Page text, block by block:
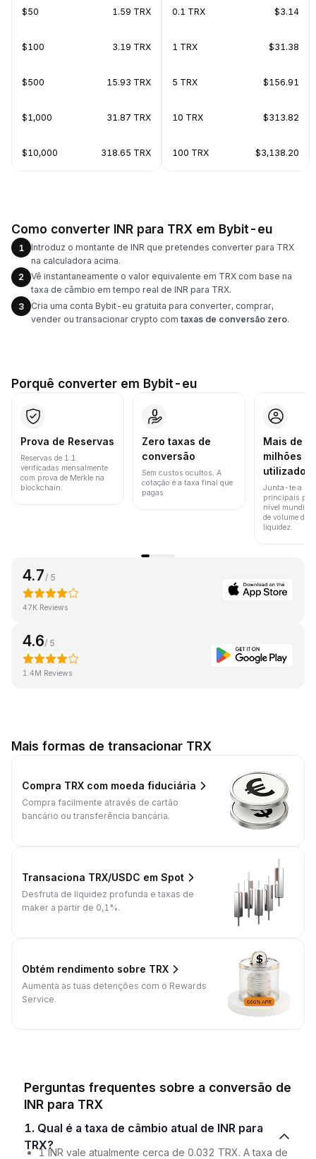
$50 1.59 TRX
$100 3.19 TRX
$500 15.93 TRX
$1,000 31.87 TRX
$10,000 318.65 TRX
0.1 TRX $3.14
1 TRX $31.38
5 TRX $156.91
10 TRX $313.82
100 TRX $3,138.20
Como converter INR para TRX em Bybit-eu
1
Introduz o montante de INR que pretendes converter para TRX
na calculadora acima.
2
Vê instantaneamente o valor equivalente em TRX com base na
taxa de câmbio em tempo real de INR para TRX.
3
Cria uma conta Bybit-eu gratuita para converter, comprar,
vender ou transacionar crypto com taxas de conversão zero.
Porquê converter em Bybit-eu
Prova de Reservas
Reservas de 1:1
verificadas mensalmente
com prova de Merkle na
blockchain.
Zero taxas de
conversão
Sem custos ocultos. A
cotação é a taxa final que
pagas.
Mais de
milhões
Junta-te a
principais
nível mundial
de volume de
liquidez.
4.7 / 5
47K Reviews
4.6/ 5
1.4M Reviews
Mais formas de transacionar TRX
Compra TRX com moeda fiduciária
Compra facilmente através de cartão
bancário ou transferência bancária.
Transaciona TRX/USDC em Spot
Desfruta de liquidez profunda e taxas de
maker a partir de 0,1%.
Obtém rendimento sobre TRX
Aumenta as tuas detenções com o Rewards
Service.
Perguntas frequentes sobre a conversão de
INR para TRX
1. Qual é a taxa de câmbio atual de INR para
TRX?
1 INR vale atualmente cerca de 0.032 TRX. A taxa de